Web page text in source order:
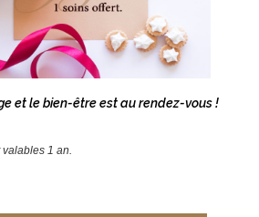
et le bien-être est au rendez-vous !
1 an.